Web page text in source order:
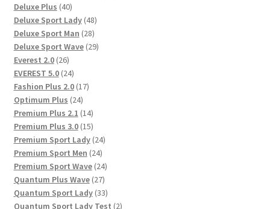
Deluxe Plus 4040
Produkte
Deluxe Sport Lady 4848
Produkte
Deluxe Sport Man 2828
Produkte
Deluxe Sport Wave 2929
Everest 2.0 2626
Produkte
EVEREST 5.0 2424
Produkte
Fashion Plus 2.0 1717
Optimum Plus 2424
Produkte
Premium Plus 2.1 1414
Produkte
Premium Plus 3.0 1515
Produkte
Premium Sport Lady 2424
Premium Sport Men 2424
Produkte
Premium Sport Wave 2424
Produkte
Quantum Plus Wave 2727
Produkte
Quantum Sport Lady 3333
Produkte
Quantum Sport Lady Test 22